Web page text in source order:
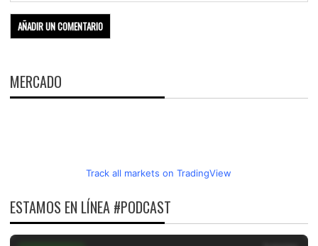
MERCADO
Track all markets on TradingView
ESTAMOS EN LÍNEA #PODCAST